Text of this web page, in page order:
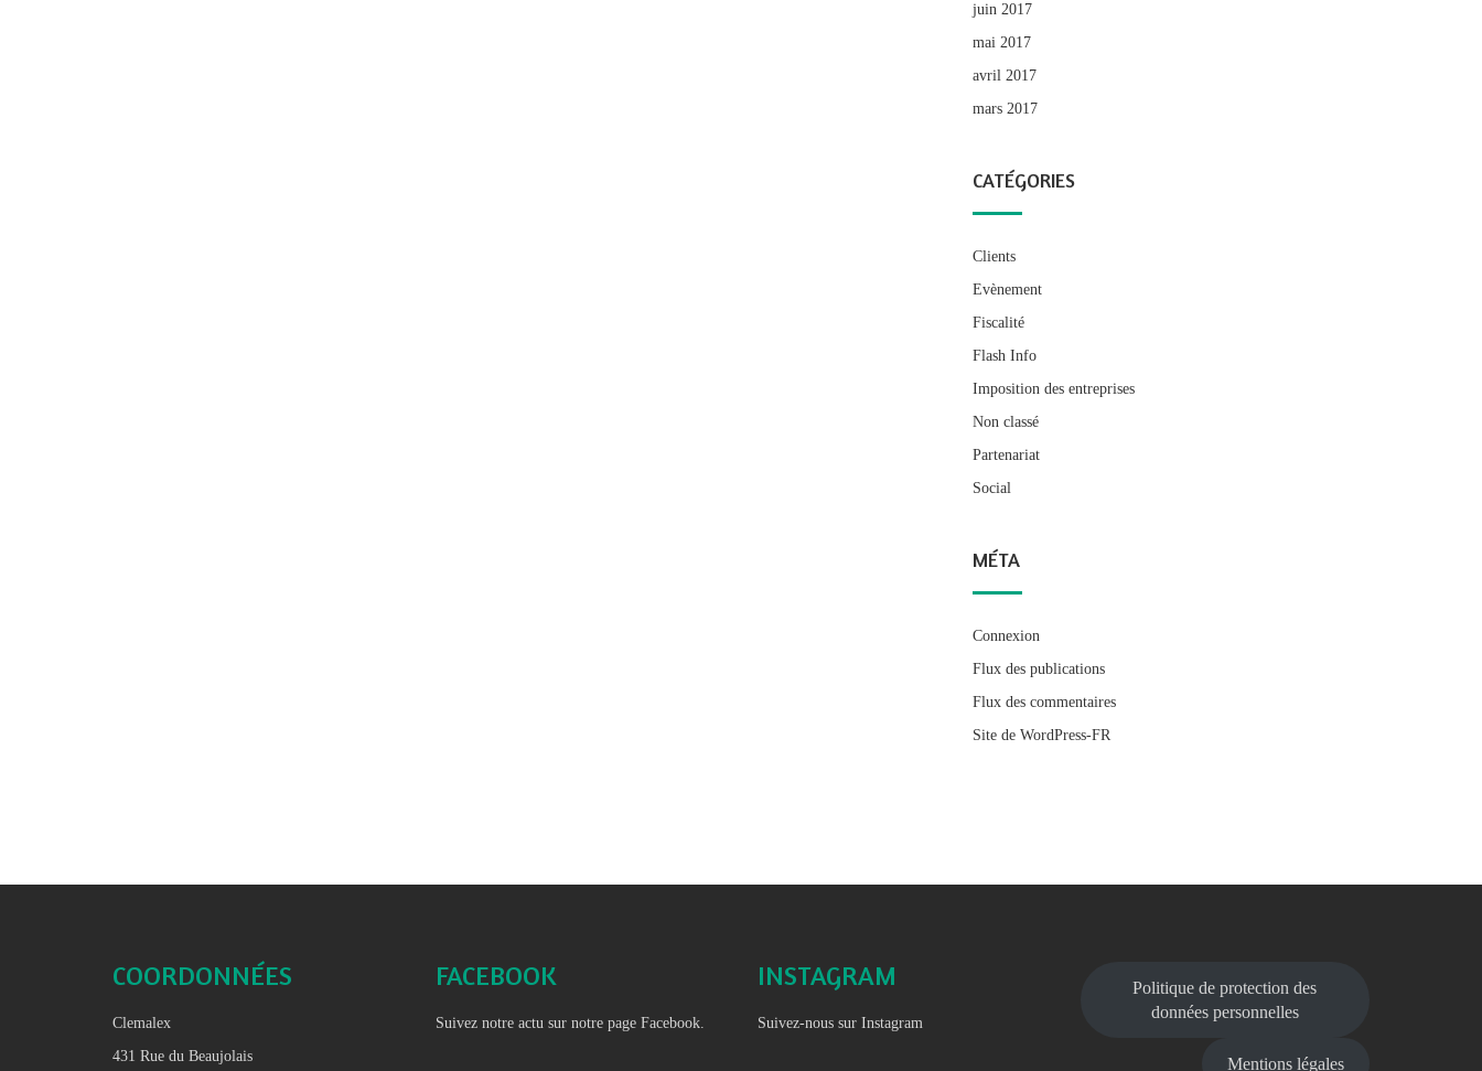
juin 2017
mai 2017
avril 2017
mars 2017
CATÉGORIES
Clients
Evènement
Fiscalité
Flash Info
Imposition des entreprises
Non classé
Partenariat
Social
MÉTA
Connexion
Flux des publications
Flux des commentaires
Site de WordPress-FR
COORDONNÉES
Clemalex
431 Rue du Beaujolais
FACEBOOK
Suivez notre actu sur notre page Facebook.
INSTAGRAM
Suivez-nous sur Instagram
Politique de protection des
données personnelles
Mentions légales